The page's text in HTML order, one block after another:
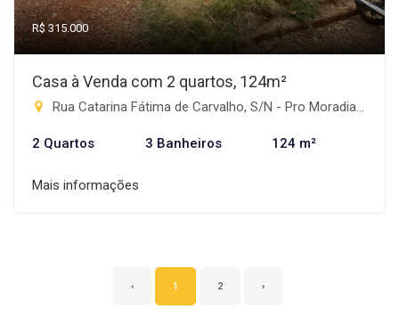
R$ 315.000
Casa à Venda com 2 quartos, 124m²
Rua Catarina Fátima de Carvalho, S/N - Pro Moradia XIV, Rio Brilhante-MS
2 Quartos 3 Banheiros 124 m²
Mais informações
‹ 1 2 ›